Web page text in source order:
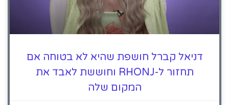
דניאל קברל חושפת שהיא לא בטוחה אם
תחזור ל-RHONJ וחוששת לאבד את
המקום שלה